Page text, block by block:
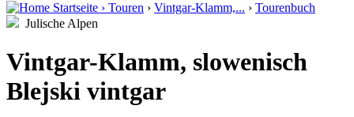
Startseite › Touren › Vintgar-Klamm,... › Tourenbuch
Julische Alpen
Vintgar-Klamm, slowenisch
Blejski vintgar